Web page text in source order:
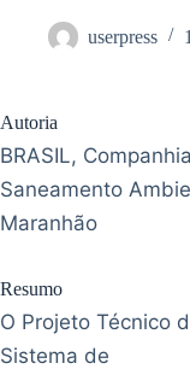
userpress
Autoria
BRASIL,
Saneamento
Maranhão
Resumo
O Projeto Técnico
Sistema de